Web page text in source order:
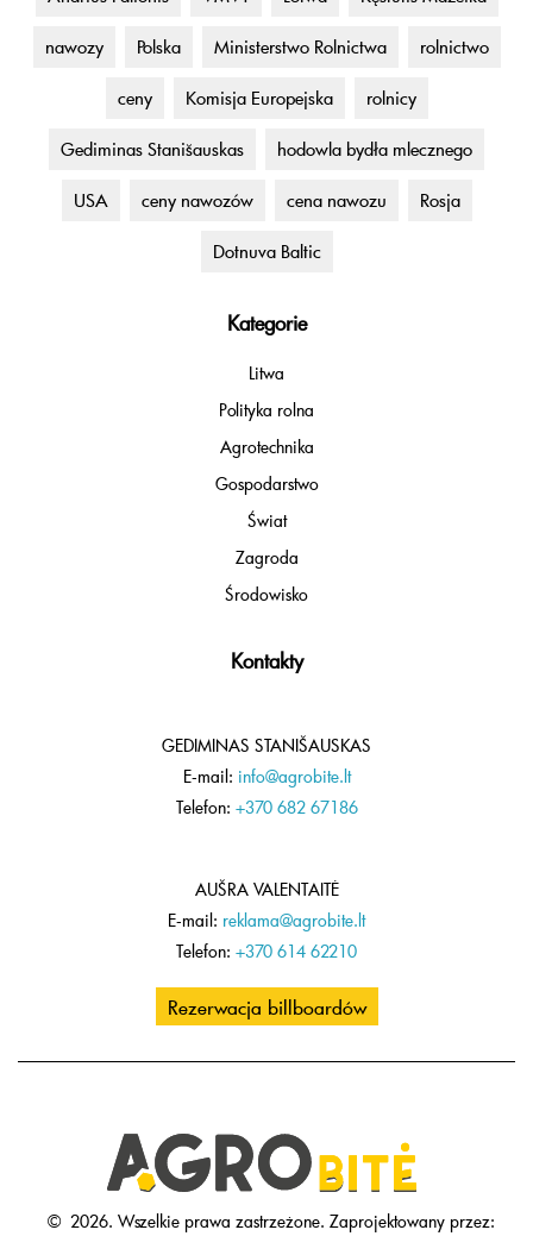
nawozy Polska Ministerstwo Rolnictwa rolnictwo
ceny Komisja Europejska rolnicy
Gediminas Stanišauskas hodowla bydła mlecznego
USA ceny nawozów cena nawozu Rosja
Dotnuva Baltic
Kategorie
Litwa
Polityka rolna
Agrotechnika
Gospodarstwo
Świat
Zagroda
Środowisko
Kontakty
GEDIMINAS STANIŠAUSKAS
E-mail: info@agrobite.lt
Telefon: +370 682 67186
AUŠRA VALENTAITĖ
E-mail: reklama@agrobite.lt
Telefon: +370 614 62210
Rezerwacja billboardów
© 2026. Wszelkie prawa zastrzeżone. Zaprojektowany przez: